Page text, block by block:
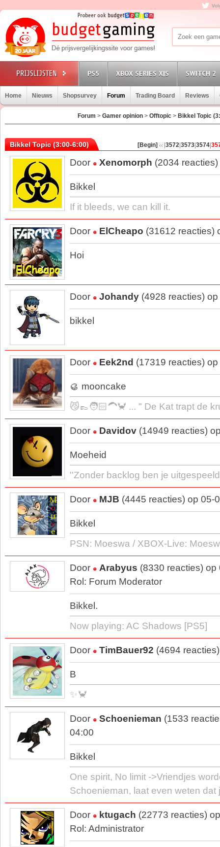
PS5 XBOX SERIES X|S SWITCH 2
Home Nieuws Shopsurvey Forum Trading Board Reviews
Forum > Gamer opinion > Offtopic > Bikkel Topic
Bikkel Topic (3:00-6:00) [Begin] 3572 3573 3574
Door Xenomorph (2034
Bikkel
If it bleeds, we can kill it.
Door ElCheapo (31612 reacties)
Hoi
Door Johandy (4928 reacties)
bikkel
Door Eek2nd (17319 reacties)
🥮 mooncake
😼👞🧑🏻‍🦱🦀 ... " De Kat trapt de
Door Davidov (14949 reacties)
Moeheid
''Zonder backlog ben je
Door MJB (4445 reacties) op 05-
Bikkel
PSN: Moeswa / XBOX-Live:
Door Arabyus (8330 reacties)
Rol: Forum Moderator
Bikkel.
Now playing: AC Shadows [PS5]
Door TimBauer92 (4694
B
✨🦀
Door Schoenieman (1533
04:00
Bikkel
One spirit, No limit ->Vriendjes
Schoenieman, laat even weten dat
Door ktugach (22773 reacties)
Rol: Administrator